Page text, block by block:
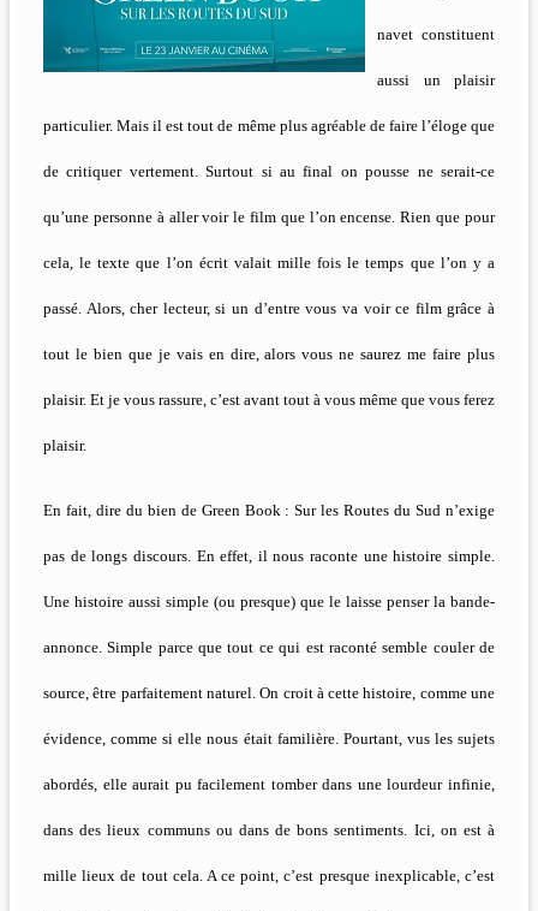
navet constituent
aussi un plaisir
particulier. Mais il est tout de même plus agréable de faire l’éloge que
de critiquer vertement. Surtout si au final on pousse ne serait-ce
qu’une personne à aller voir le film que l’on encense. Rien que pour
cela, le texte que l’on écrit valait mille fois le temps que l’on y a
passé. Alors, cher lecteur, si un d’entre vous va voir ce film grâce à
tout le bien que je vais en dire, alors vous ne saurez me faire plus
plaisir. Et je vous rassure, c’est avant tout à vous même que vous ferez
plaisir.
En fait, dire du bien de Green Book : Sur les Routes du Sud n’exige
pas de longs discours. En effet, il nous raconte une histoire simple.
Une histoire aussi simple (ou presque) que le laisse penser la bande-
annonce. Simple parce que tout ce qui est raconté semble couler de
source, être parfaitement naturel. On croit à cette histoire, comme une
évidence, comme si elle nous était familière. Pourtant, vus les sujets
abordés, elle aurait pu facilement tomber dans une lourdeur infinie,
dans des lieux communs ou dans de bons sentiments. Ici, on est à
mille lieux de tout cela. A ce point, c’est presque inexplicable, c’est